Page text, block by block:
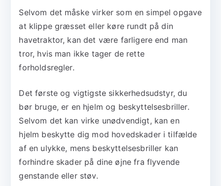
Selvom det måske virker som en simpel opgave
at klippe græsset eller køre rundt på din
havetraktor, kan det være farligere end man
tror, hvis man ikke tager de rette
forholdsregler.
Det første og vigtigste sikkerhedsudstyr, du
bør bruge, er en hjelm og beskyttelsesbriller.
Selvom det kan virke unødvendigt, kan en
hjelm beskytte dig mod hovedskader i tilfælde
af en ulykke, mens beskyttelsesbriller kan
forhindre skader på dine øjne fra flyvende
genstande eller støv.